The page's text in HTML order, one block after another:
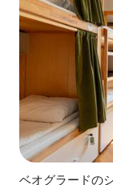
ベオグラードの